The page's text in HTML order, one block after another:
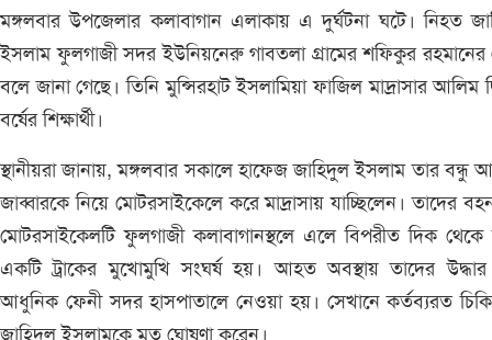
মঙ্গলবার উপজেলার কলাবাগান এলাকায় এ দুর্ঘটনা ঘটে। নিহত
ইসলাম ফুলগাজী সদর ইউনিয়নেরু গাবতলা গ্রামের শফিকুর রহমানের
বলে জানা গেছে। তিনি মুন্সিরহাট ইসলামিয়া ফাজিল মাদ্রাসার আলিম
বর্ষের শিক্ষার্থী।
স্থানীয়রা জানায়, মঙ্গলবার সকালে হাফেজ জাহিদুল ইসলাম তার বন্ধু
জাব্বারকে নিয়ে মোটরসাইকেলে করে মাদ্রাসায় যাচ্ছিলেন। তাদের
মোটরসাইকেলটি ফুলগাজী কলাবাগানস্থলে এলে বিপরীত দিক
একটি ট্রাকের মুখোমুখি সংঘর্ষ হয়। আহত অবস্থায় তাদের
আধুনিক ফেনী সদর হাসপাতালে নেওয়া হয়। সেখানে কর্তব্যরত
জাহিদুল ইসলামকে মৃত ঘোষণা করেন।